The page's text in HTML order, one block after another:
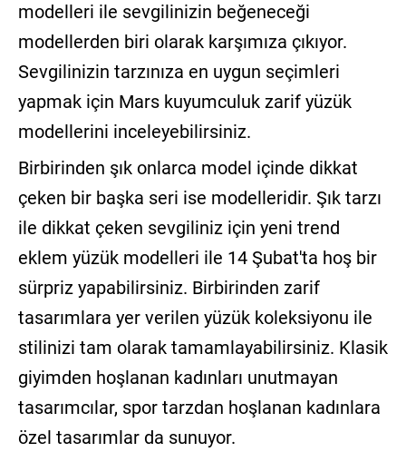
modelleri ile sevgilinizin beğeneceği
modellerden biri olarak karşımıza çıkıyor.
Sevgilinizin tarzınıza en uygun seçimleri
yapmak için Mars kuyumculuk zarif yüzük
modellerini inceleyebilirsiniz.
Birbirinden şık onlarca model içinde dikkat
çeken bir başka seri ise modelleridir. Şık tarzı
ile dikkat çeken sevgiliniz için yeni trend
eklem yüzük modelleri ile 14 Şubat'ta hoş bir
sürpriz yapabilirsiniz. Birbirinden zarif
tasarımlara yer verilen yüzük koleksiyonu ile
stilinizi tam olarak tamamlayabilirsiniz. Klasik
giyimden hoşlanan kadınları unutmayan
tasarımcılar, spor tarzdan hoşlanan kadınlara
özel tasarımlar da sunuyor.